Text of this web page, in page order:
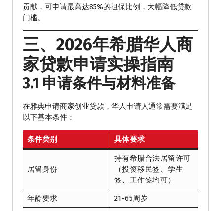
贡献，可申请最高达85%的担保比例，大幅降低贷款
门槛。
三、2026年希腊华人商
家贷款申请实操指南
3.1 申请条件与材料准备
在雅典申请商家创业贷款，华人申请人通常需要满足
以下基本条件：
条件类别 具体要求
居留身份
持有希腊合法居留许可
（投资移民签、学生
签、工作签均可）
年龄要求 21-65周岁